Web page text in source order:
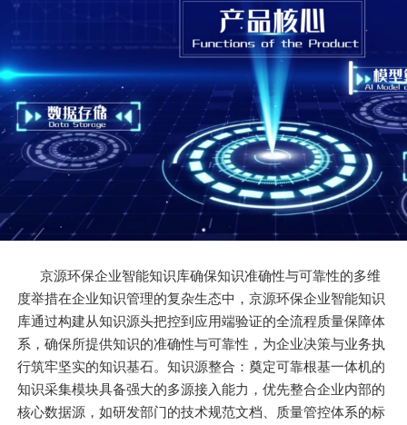
京源环保企业智能知识库确保知识准确性与可靠性的多维
度举措在企业知识管理的复杂生态中，京源环保企业智能知识
库通过构建从知识源头把控到应用端验证的全流程质量保障体
系，确保所提供知识的准确性与可靠性，为企业决策与业务执
行筑牢坚实的知识基石。知识源整合：奠定可靠根基一体机的
知识采集模块具备强大的多源接入能力，优先整合企业内部的
核心数据源，如研发部门的技术规范文档、质量管控体系的标